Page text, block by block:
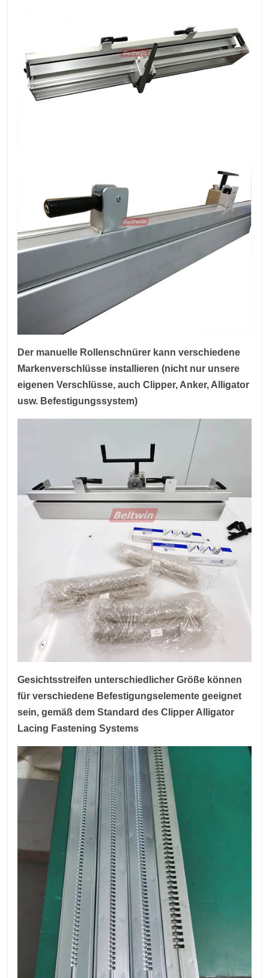
Der manuelle Rollenschnürer kann verschiedene
Markenverschlüsse installieren (nicht nur unsere
eigenen Verschlüsse, auch Clipper, Anker, Alligator
usw. Befestigungssystem)
Gesichtsstreifen unterschiedlicher Größe können
für verschiedene Befestigungselemente geeignet
sein, gemäß dem Standard des Clipper Alligator
Lacing Fastening Systems